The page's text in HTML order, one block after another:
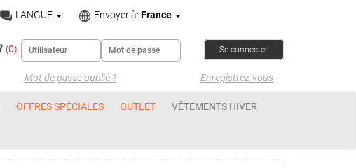
LANGUE Envoyer à: France
(0)
Mot de passe oublié ? Enregistrez-vous
OFFRES SPÉCIALES OUTLET VÊTEMENTS HIVER